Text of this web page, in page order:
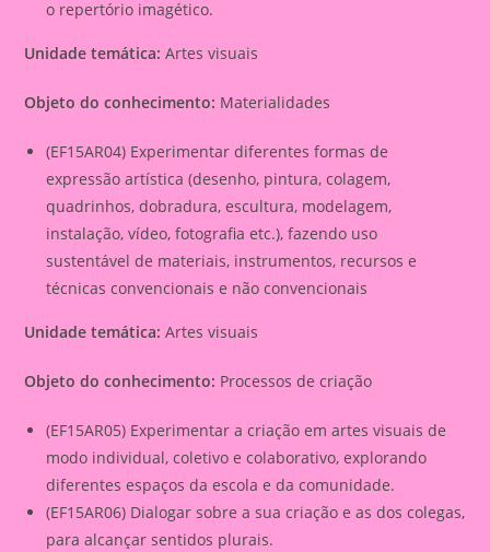
o repertório imagético.
Unidade temática: Artes visuais
Objeto do conhecimento: Materialidades
(EF15AR04) Experimentar diferentes formas de
expressão artística (desenho, pintura, colagem,
quadrinhos, dobradura, escultura, modelagem,
instalação, vídeo, fotografia etc.), fazendo uso
sustentável de materiais, instrumentos, recursos e
técnicas convencionais e não convencionais
Unidade temática: Artes visuais
Objeto do conhecimento: Processos de criação
(EF15AR05) Experimentar a criação em artes visuais de
modo individual, coletivo e colaborativo, explorando
diferentes espaços da escola e da comunidade.
(EF15AR06) Dialogar sobre a sua criação e as dos colegas,
para alcançar sentidos plurais.